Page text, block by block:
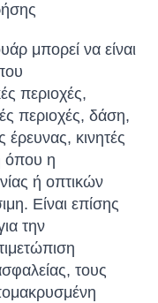
μπορεί να είναι
περιοχές,
περιοχές, δάση,
έρευνας, κινητές
όπου η
ή οπτικών
Είναι επίσης
την
τους